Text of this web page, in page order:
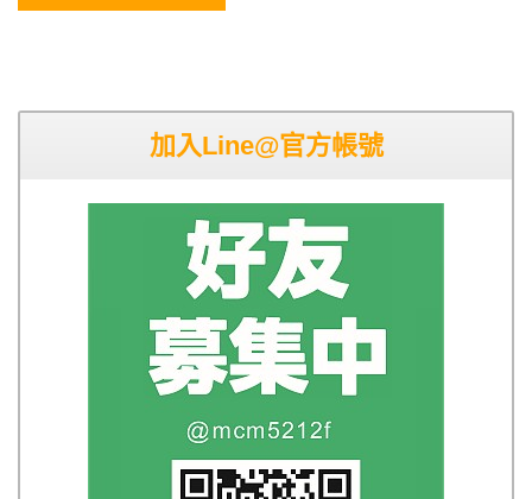
加入Line@官方帳號